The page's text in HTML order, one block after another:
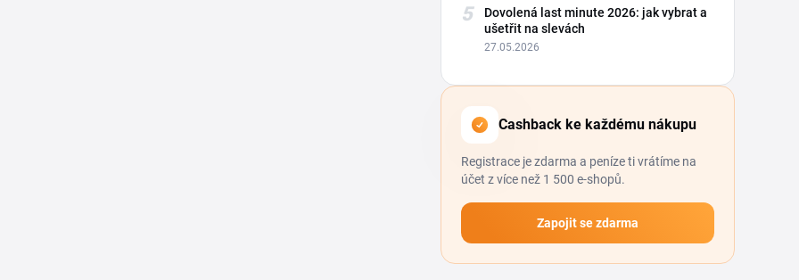
5
Dovolená last minute 2026: jak vybrat a
ušetřit na slevách
27.05.2026
Cashback ke každému nákupu
Registrace je zdarma a peníze ti vrátíme na
účet z více než 1 500 e-shopů.
Zapojit se zdarma